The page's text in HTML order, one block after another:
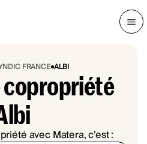
FRANCE ALBI
copropriété
avec Matera, c’est :